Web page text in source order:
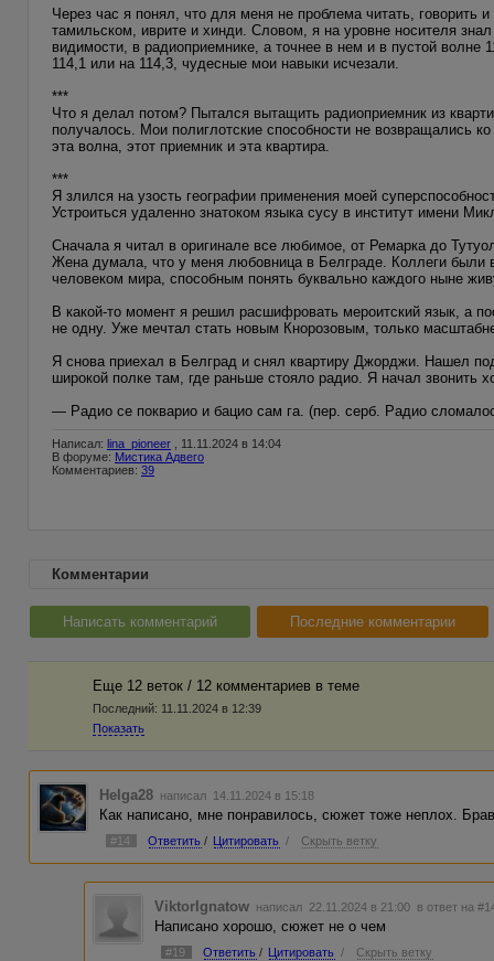
Через час я понял, что для меня не проблема читать,
тамильском, иврите и хинди. Словом, я на уровне носителя
видимости, в радиоприемнике, а точнее в нем и в пустой волне
114,1 или на 114,3, чудесные мои навыки исчезали.
***
Что я делал потом? Пытался вытащить радиоприемник из
получалось. Мои полиглотские способности не возвращались
эта волна, этот приемник и эта квартира.
***
Я злился на узость географии применения моей
Устроиться удаленно знатоком языка сусу в институт имени
Сначала я читал в оригинале все любимое, от Ремарка до
Жена думала, что у меня любовница в Белграде. Коллеги были
человеком мира, способным понять буквально каждого ныне
В какой-то момент я решил расшифровать мероитский язык, а
не одну. Уже мечтал стать новым Кнорозовым, только
Я снова приехал в Белград и снял квартиру Джорджи. Нашел
широкой полке там, где раньше стояло радио. Я начал звонить
— Радио се покварио и бацио сам га. (пер. серб. Радио
Написал: lina_pioneer , 11.11.2024 в 14:04
В форуме: Мистика Адвего
Комментариев: 39
Комментарии
Написать комментарий Последние комментарии
Еще 12 веток / 12 комментариев в темe
Последний: 11.11.2024 в 12:39
Показать
Helga28 написал 14.11.2024 в 15:18
Как написано, мне понравилось, сюжет тоже неплох.
#14 Ответить / Цитировать / Скрыть ветку
ViktorIgnatow написал 22.11.2024 в 21:00 в ответ на
Написано хорошо, сюжет не о чем
#19 Ответить / Цитировать / Скрыть ветку